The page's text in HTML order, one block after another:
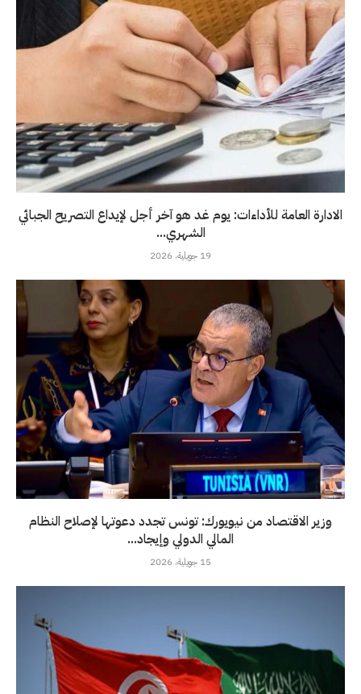
الادارة العامة للأداءات: يوم غد هو آخر أجل لإيداع التصريح الجبائي
الشهري...
19 جويلية، 2026
وزير الاقتصاد من نيويورك: تونس تجدد دعوتها لإصلاح النظام
المالي الدولي وإيجاد...
15 جويلية، 2026